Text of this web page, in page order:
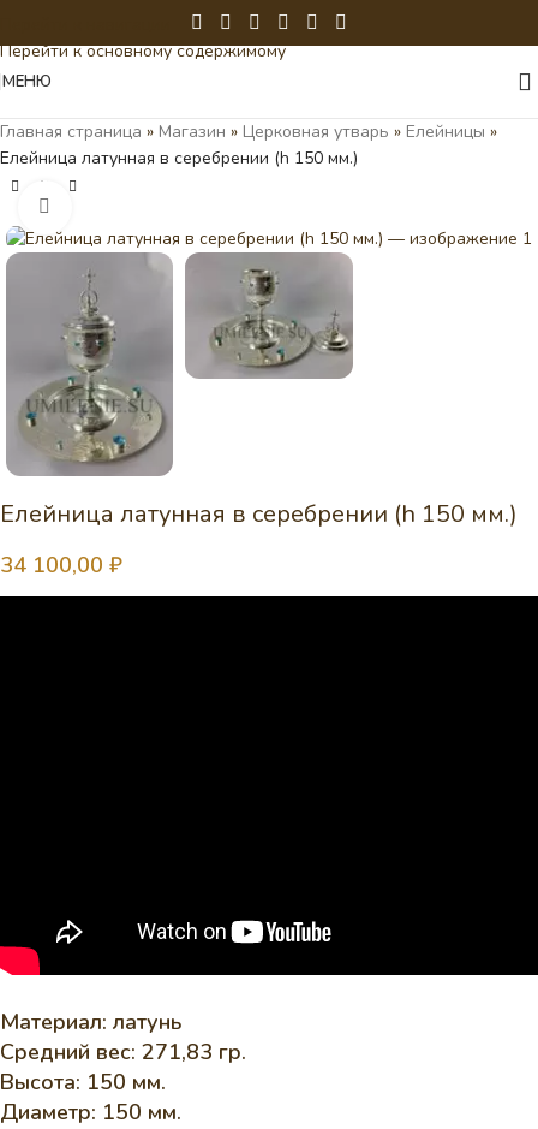
Перейти к основному содержимому
МЕНЮ
Главная страница » Магазин » Церковная утварь » Елейницы »
Елейница латунная в серебрении (h 150 мм.)
Елейница латунная в серебрении (h 150 мм.)
34 100,00 ₽
Материал: латунь
Средний вес: 271,83 гр.
Высота: 150 мм.
Диаметр: 150 мм.